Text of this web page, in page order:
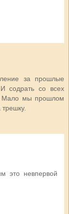
за прошлые
содрать со всех
Мало мы прошлом
трешку.
это невпервой